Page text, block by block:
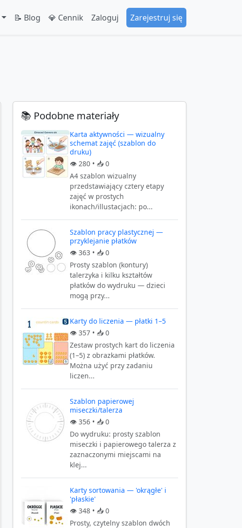
📝 Blog 💎 Cennik Zaloguj Zarejestruj się
📚 Podobne materiały
Karta aktywności — wizualny
schemat zajęć (szablon do
druku)
👁️ 280 • 📥 0
A4 szablon wizualny
przedstawiający cztery etapy
zajęć w prostych
ikonach/illustacjach: po...
Szablon pracy plastycznej —
przyklejanie płatków
👁️ 363 • 📥 0
Prosty szablon (kontury)
talerzyka i kilku kształtów
płatków do wydruku — dzieci
mogą przy...
Karty do liczenia — płatki 1–5
👁️ 357 • 📥 0
Zestaw prostych kart do liczenia
(1–5) z obrazkami płatków.
Można użyć przy zadaniu
liczen...
Szablon papierowej
miseczki/talerza
👁️ 356 • 📥 0
Do wydruku: prosty szablon
miseczki i papierowego talerza z
zaznaczonymi miejscami na
klej...
Karty sortowania — 'okrągłe' i
'płaskie'
👁️ 348 • 📥 0
Prosty, czytelny szablon dwóch